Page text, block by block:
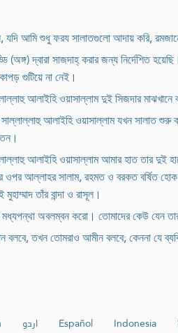
আমি শুধু ফরয সালাতগুলো আদায় করি,
(অঙ্গ) দ্বারা সাজদাহ্ করার জন্য নির্দেশিত
গুটিয়ে না নেই।
আলাইহি ওয়াসাল্লাম দুই সিজদার
আলাইহি ওয়াসাল্লাম যখন সালাত
আলাইহি ওয়াসাল্লাম আমার হাত তার
আল্লাহর সালাম, রহমত ও বরকত বর্ষিত
তাঁর বান্দা ও রাসূল।
অবলম্বন করো। তোমাদের কেউ যেন তার
বলবে, তখন তোমরাও আমীন বলবে; কেননা যে
اردو Español Indonesia